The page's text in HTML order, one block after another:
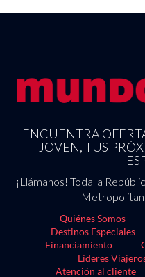
ENCUENTRA
JOVEN, TUS
¡Llámanos! Toda la
Quiénes Somos
Destinos Especiales
Financiamiento
Líderes
Atención al cliente